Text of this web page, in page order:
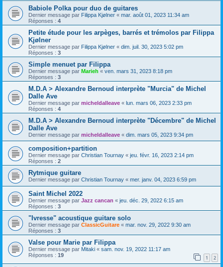
Babiole Polka pour duo de guitares
Dernier message par Filippa Kjølner « mar. août 01, 2023 11:34 am
Réponses : 4
Petite étude pour les arpèges, barrés et trémolos par Filippa
Kjølner
Dernier message par Filippa Kjølner « dim. juil. 30, 2023 5:02 pm
Réponses : 3
Simple menuet par Filippa
Dernier message par Marieh « ven. mars 31, 2023 8:18 pm
Réponses : 3
M.D.A > Alexandre Bernoud interprète "Murcia" de Michel
Dalle Ave
Dernier message par micheldalleave « lun. mars 06, 2023 2:33 pm
Réponses : 4
M.D.A > Alexandre Bernoud interprète "Décembre" de Michel
Dalle Ave
Dernier message par micheldalleave « dim. mars 05, 2023 9:34 pm
composition+partition
Dernier message par Christian Tournay « jeu. févr. 16, 2023 2:14 pm
Réponses : 2
Rytmique guitare
Dernier message par Christian Tournay « mer. janv. 04, 2023 6:59 pm
Saint Michel 2022
Dernier message par Jazz cancan « jeu. déc. 29, 2022 6:15 am
Réponses : 3
"Ivresse" acoustique guitare solo
Dernier message par ClassicGuitare « mar. nov. 29, 2022 9:30 am
Réponses : 3
Valse pour Marie par Filippa
Dernier message par Mitaki « sam. nov. 19, 2022 11:17 am
Réponses : 19 1 2